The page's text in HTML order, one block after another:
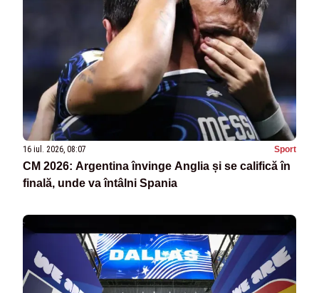
16 iul. 2026, 08:07 Sport
CM 2026: Argentina învinge Anglia și se califică în
finală, unde va întâlni Spania